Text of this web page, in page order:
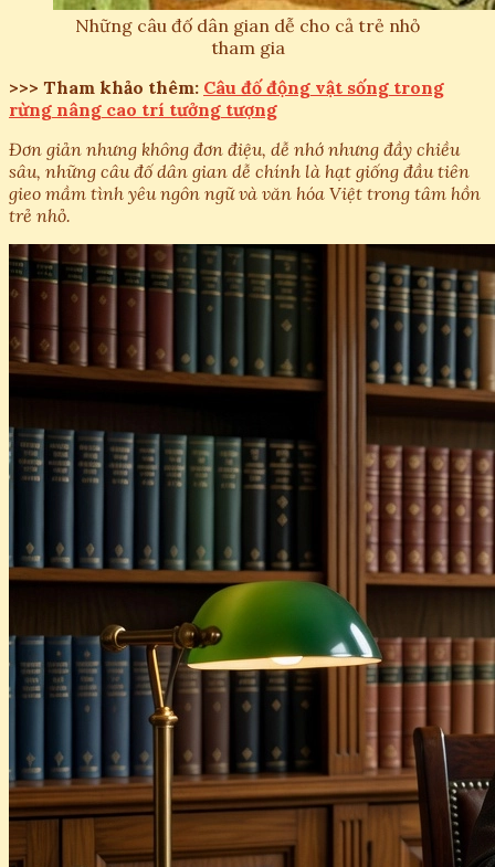
Những câu đố dân gian dễ cho cả trẻ nhỏ
tham gia
>>> Tham khảo thêm: Câu đố động vật sống trong
rừng nâng cao trí tưởng tượng
Đơn giản nhưng không đơn điệu, dễ nhớ nhưng đầy chiều
sâu, những câu đố dân gian dễ chính là hạt giống đầu tiên
gieo mầm tình yêu ngôn ngữ và văn hóa Việt trong tâm hồn
trẻ nhỏ.